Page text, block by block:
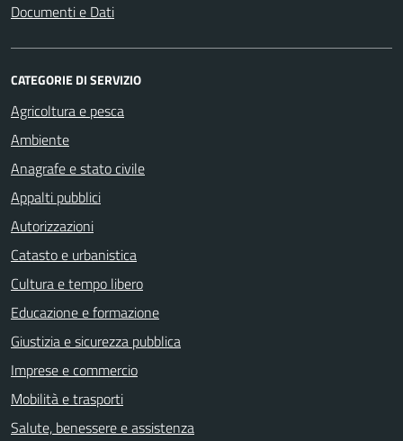
Documenti e Dati
CATEGORIE DI SERVIZIO
Agricoltura e pesca
Ambiente
Anagrafe e stato civile
Appalti pubblici
Autorizzazioni
Catasto e urbanistica
Cultura e tempo libero
Educazione e formazione
Giustizia e sicurezza pubblica
Imprese e commercio
Mobilità e trasporti
Salute, benessere e assistenza